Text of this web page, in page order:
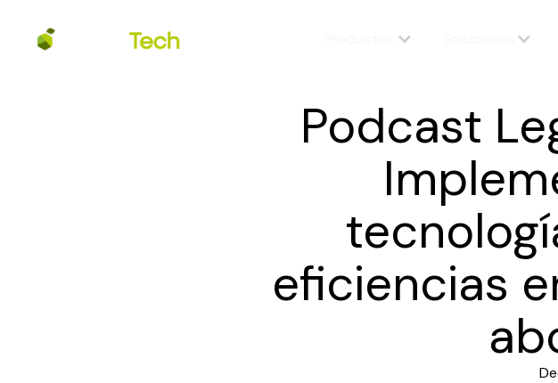
Podcast
eficiencias